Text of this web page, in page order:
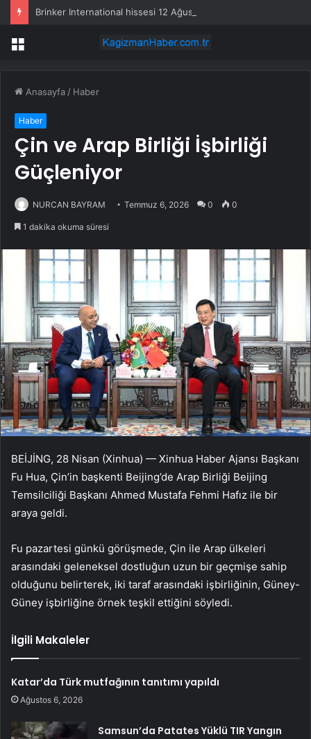
Menü
Anasayfa / Haber
Haber
Çin ve Arap Birliği İşbirliği
Güçleniyor
NURCAN BAYRAM Temmuz 6, 2026 0 0
1 dakika okuma süresi
BEİJİNG, 28 Nisan (Xinhua) — Xinhua Haber Ajansı Başkanı
Fu Hua, Çin’in başkenti Beijing’de Arap Birliği Beijing
Temsilciliği Başkanı Ahmed Mustafa Fehmi Hafız ile bir
araya geldi.
Fu pazartesi günkü görüşmede, Çin ile Arap ülkeleri
arasındaki geleneksel dostluğun uzun bir geçmişe sahip
olduğunu belirterek, iki taraf arasındaki işbirliğinin, Güney-
Güney işbirliğine örnek teşkil ettiğini söyledi.
İlgili Makaleler
Katar’da Türk mutfağının tanıtımı yapıldı
Ağustos 6, 2026
Samsun’da Patates Yüklü TIR Yangın